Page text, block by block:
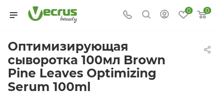
0 0
Оптимизирующая
сыворотка 100мл Brown
Pine Leaves Optimizing
Serum 100ml